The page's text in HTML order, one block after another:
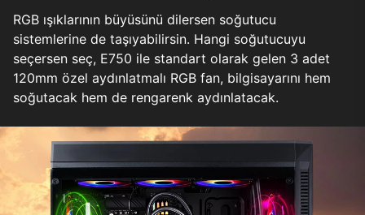
RGB ışıklarının büyüsünü dilersen soğutucu
sistemlerine de taşıyabilirsin. Hangi soğutucuyu
seçersen seç, E750 ile standart olarak gelen 3 adet
120mm özel aydınlatmalı RGB fan, bilgisayarını hem
soğutacak hem de rengarenk aydınlatacak.